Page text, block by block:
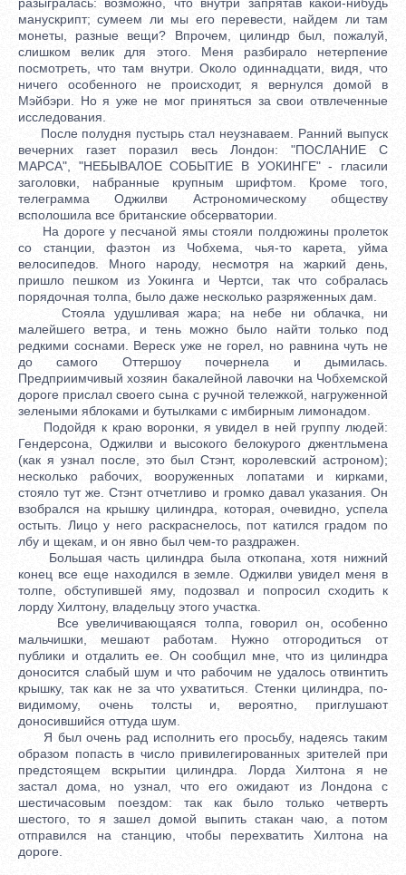
манускрипт; сумеем ли мы его перевести, найдем ли там
монеты, разные вещи? Впрочем, цилиндр был, пожалуй,
слишком велик для этого. Меня разбирало нетерпение
посмотреть, что там внутри. Около одиннадцати, видя, что
ничего особенного не происходит, я вернулся домой в
Мэйбэри. Но я уже не мог приняться за свои отвлеченные
исследования.
После полудня пустырь стал неузнаваем. Ранний выпуск
вечерних газет поразил весь Лондон: "ПОСЛАНИЕ С
МАРСА", "НЕБЫВАЛОЕ СОБЫТИЕ В УОКИНГЕ" - гласили
заголовки, набранные крупным шрифтом. Кроме того,
телеграмма Оджилви Астрономическому обществу
всполошила все британские обсерватории.
На дороге у песчаной ямы стояли полдюжины пролеток
со станции, фаэтон из Чобхема, чья-то карета, уйма
велосипедов. Много народу, несмотря на жаркий день,
пришло пешком из Уокинга и Чертси, так что собралась
порядочная толпа, было даже несколько разряженных дам.
Стояла удушливая жара; на небе ни облачка, ни
малейшего ветра, и тень можно было найти только под
редкими соснами. Вереск уже не горел, но равнина чуть не
до самого Оттершоу почернела и дымилась.
Предприимчивый хозяин бакалейной лавочки на Чобхемской
дороге прислал своего сына с ручной тележкой, нагруженной
зелеными яблоками и бутылками с имбирным лимонадом.
Подойдя к краю воронки, я увидел в ней группу людей:
Гендерсона, Оджилви и высокого белокурого джентльмена
(как я узнал после, это был Стэнт, королевский астроном);
несколько рабочих, вооруженных лопатами и кирками,
стояло тут же. Стэнт отчетливо и громко давал указания. Он
взобрался на крышку цилиндра, которая, очевидно, успела
остыть. Лицо у него раскраснелось, пот катился градом по
лбу и щекам, и он явно был чем-то раздражен.
Большая часть цилиндра была откопана, хотя нижний
конец все еще находился в земле. Оджилви увидел меня в
толпе, обступившей яму, подозвал и попросил сходить к
лорду Хилтону, владельцу этого участка.
Все увеличивающаяся толпа, говорил он, особенно
мальчишки, мешают работам. Нужно отгородиться от
публики и отдалить ее. Он сообщил мне, что из цилиндра
доносится слабый шум и что рабочим не удалось отвинтить
крышку, так как не за что ухватиться. Стенки цилиндра, по-
видимому, очень толсты и, вероятно, приглушают
доносившийся оттуда шум.
Я был очень рад исполнить его просьбу, надеясь таким
образом попасть в число привилегированных зрителей при
предстоящем вскрытии цилиндра. Лорда Хилтона я не
застал дома, но узнал, что его ожидают из Лондона с
шестичасовым поездом: так как было только четверть
шестого, то я зашел домой выпить стакан чаю, а потом
отправился на станцию, чтобы перехватить Хилтона на
дороге.